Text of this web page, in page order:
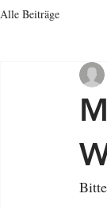
Alle Beiträge